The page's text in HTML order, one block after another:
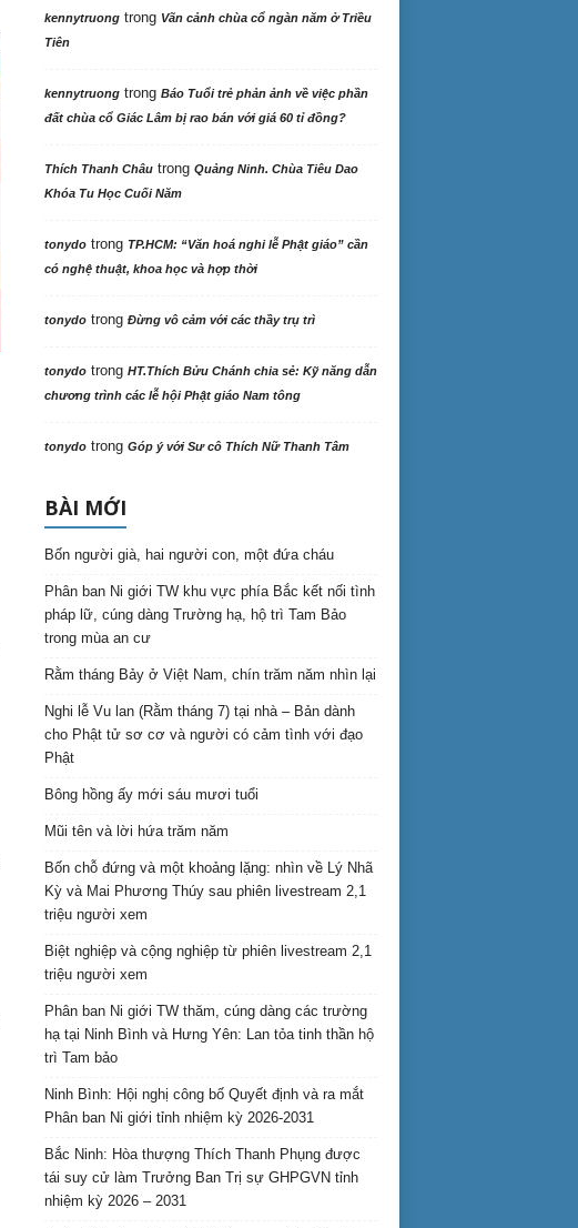
kennytruongtrong Vãn cảnh chùa cổ ngàn năm ở Triều
Tiên
kennytruongtrong Báo Tuổi trẻ phản ảnh về việc phần
đất chùa cổ Giác Lâm bị rao bán với giá 60 tỉ đồng?
Thích Thanh Châutrong Quảng Ninh. Chùa Tiêu Dao
Khóa Tu Học Cuối Năm
tonydotrong TP.HCM: “Văn hoá nghi lễ Phật giáo” cần
có nghệ thuật, khoa học và hợp thời
tonydotrong Đừng vô cảm với các thầy trụ trì
tonydotrong HT.Thích Bửu Chánh chia sẻ: Kỹ năng dẫn
chương trình các lễ hội Phật giáo Nam tông
tonydotrong Góp ý với Sư cô Thích Nữ Thanh Tâm
BÀI MỚI
Bốn người già, hai người con, một đứa cháu
Phân ban Ni giới TW khu vực phía Bắc kết nối tình
pháp lữ, cúng dàng Trường hạ, hộ trì Tam Bảo
trong mùa an cư
Rằm tháng Bảy ở Việt Nam, chín trăm năm nhìn lại
Nghi lễ Vu lan (Rằm tháng 7) tại nhà – Bản dành
cho Phật tử sơ cơ và người có cảm tình với đạo
Phật
Bông hồng ấy mới sáu mươi tuổi
Mũi tên và lời hứa trăm năm
Bốn chỗ đứng và một khoảng lặng: nhìn về Lý Nhã
Kỳ và Mai Phương Thúy sau phiên livestream 2,1
triệu người xem
Biệt nghiệp và cộng nghiệp từ phiên livestream 2,1
triệu người xem
Phân ban Ni giới TW thăm, cúng dàng các trường
hạ tại Ninh Bình và Hưng Yên: Lan tỏa tinh thần hộ
trì Tam bảo
Ninh Bình: Hội nghị công bố Quyết định và ra mắt
Phân ban Ni giới tỉnh nhiệm kỳ 2026-2031
Bắc Ninh: Hòa thượng Thích Thanh Phụng được
tái suy cử làm Trưởng Ban Trị sự GHPGVN tỉnh
nhiệm kỳ 2026 – 2031